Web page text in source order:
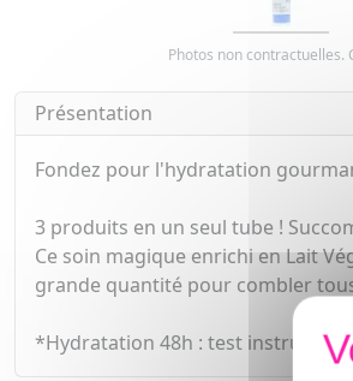
Photos non contractuelles.
Présentation
Fondez pour l'hydratation
3 produits en un seul tube !
Ce soin magique enrichi en Lait
grande quantité pour combler
*Hydratation 48h : test